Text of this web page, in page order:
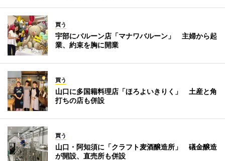
買う
宇部にバルーン店「マナワバルーン」 主婦から起
業、約束を胸に開業
買う
山口に多国籍料理店「ほろよいきりく」 土産と角
打ちの店も併設
買う
山口・阿知須に「クラフト麦酒醸造所」 礒金醸造
が開設、直売所も併設